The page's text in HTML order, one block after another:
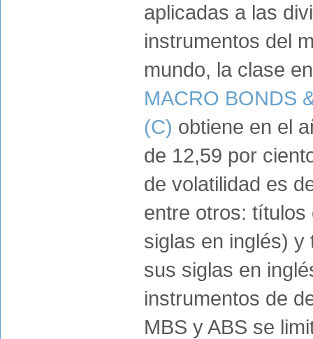
aplicadas a las
instrumentos del
mundo, la clase
MACRO BONDS
(C) obtiene en el
de 12,59 por
de volatilidad es
entre otros:
siglas en inglés)
sus siglas en
instrumentos de
MBS y ABS se